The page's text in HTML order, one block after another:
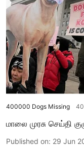
400000 Dogs Missing
மாலை முரசு செய்தி
Published on: 29 Jun